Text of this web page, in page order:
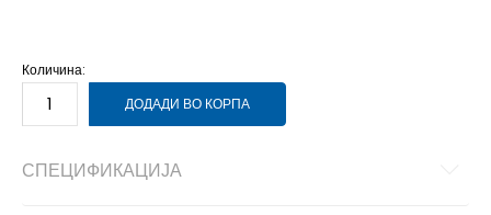
Количина:
ДОДАДИ ВО КОРПА
СПЕЦИФИКАЦИЈА